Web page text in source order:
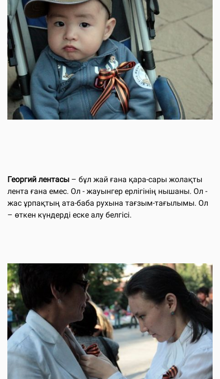
Георгий лентасы – бұл жай ғана қара-сары жолақты
лента ғана емес. Ол - жауынгер ерлігінің нышаны. Ол -
жас ұрпақтың ата-баба рухына тағзым-тағылымы. Ол
– өткен күндерді еске алу белгісі.